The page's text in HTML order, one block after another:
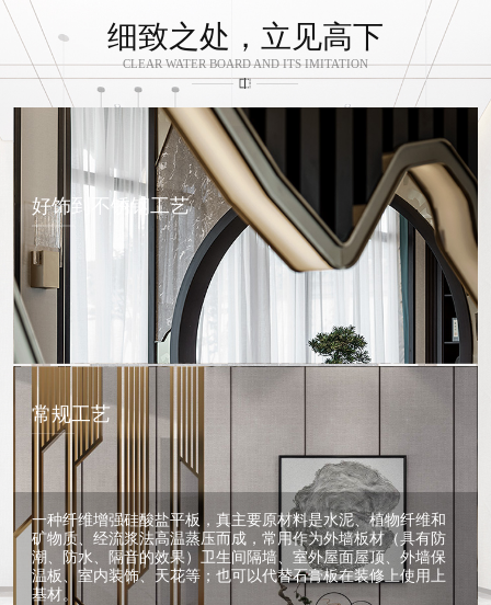
细致之处，立见高下
CLEAR WATER BOARD AND ITS IMITATION
好饰到不锈钢工艺
常规工艺
一种纤维增强硅酸盐平板，真主要原材料是水泥、植物纤维和
矿物质、经流浆法高温蒸压而成，常用作为外墙板材（具有防
潮、防水、隔音的效果）卫生间隔墙、室外屋面屋顶、外墙保
温板、室内装饰、天花等；也可以代替石膏板在装修上使用上
基材。